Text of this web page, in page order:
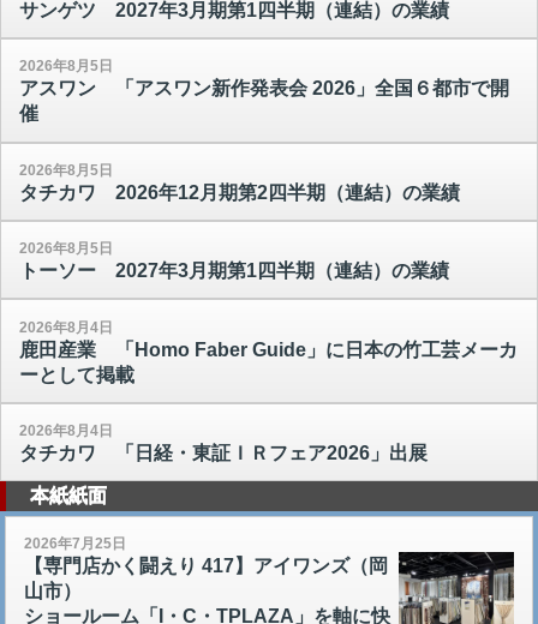
サンゲツ 2027年3月期第1四半期（連結）の業績
2026年8月5日
アスワン 「アスワン新作発表会 2026」全国６都市で開
催
2026年8月5日
タチカワ 2026年12月期第2四半期（連結）の業績
2026年8月5日
トーソー 2027年3月期第1四半期（連結）の業績
2026年8月4日
鹿田産業 「Homo Faber Guide」に日本の竹工芸メーカ
ーとして掲載
2026年8月4日
タチカワ 「日経・東証ＩＲフェア2026」出展
本紙紙面
2026年7月25日
【専門店かく闘えり 417】アイワンズ（岡
山市）
ショールーム「I・C・TPLAZA」を軸に快